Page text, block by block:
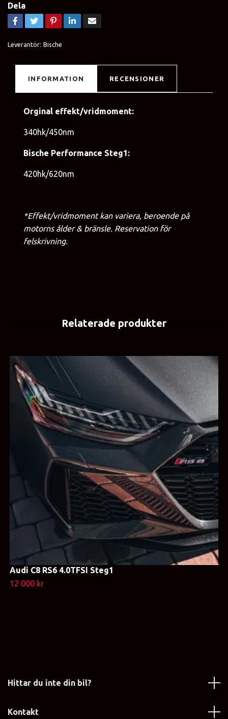
Dela
Leverantör: Bische
INFORMATION RECENSIONER
Orginal effekt/vridmoment:
340hk/450nm
Bische Performance Steg1:
420hk/620nm
*Effekt/vridmoment kan variera, beroende på
motorns ålder & bränsle. Reservation för
felskrivning.
Audi C8 RS6 4.0TFSI Steg1
12 000 kr
Hittar du inte din bil?
Kontakt